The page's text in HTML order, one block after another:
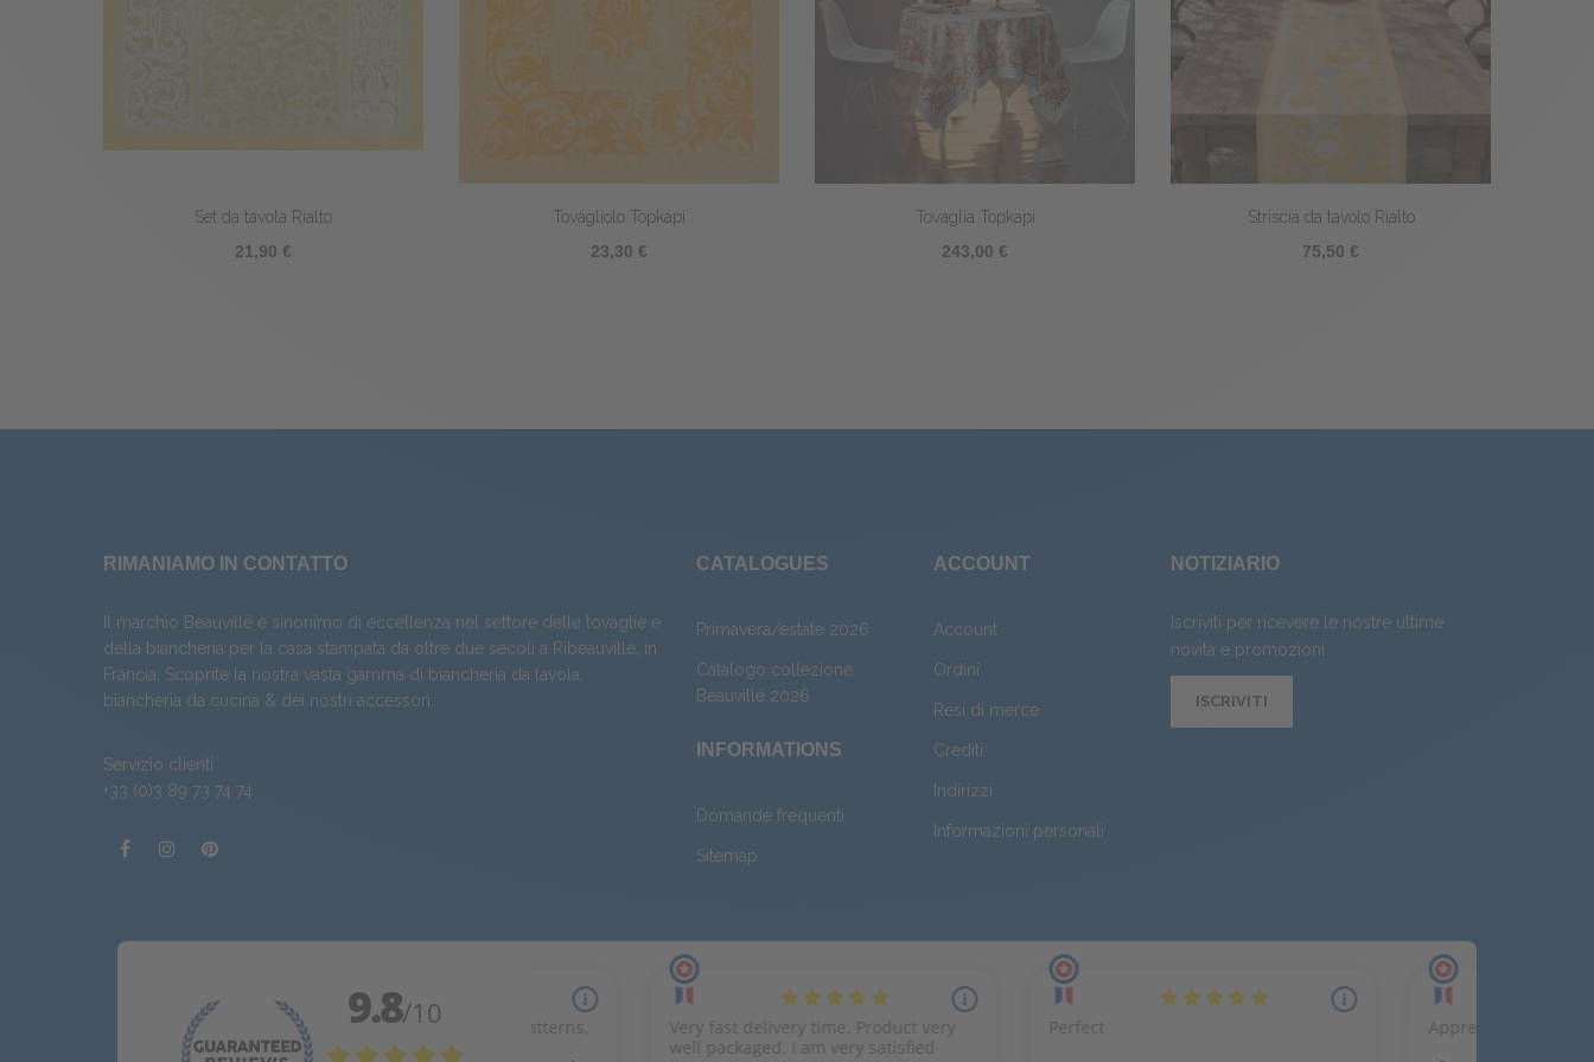
Set da tavola Rialto
21,90 €
Tovagliolo Topkapi
23,30 €
Tovaglia Topkapi
243,00 €
Striscia da tavolo Rialto
75,50 €
RIMANIAMO IN CONTATTO
Il marchio Beauvillé è sinonimo di eccellenza nel settore delle tovaglie e
della biancheria per la casa stampata da oltre due secoli a Ribeauvillé, in
Francia. Scoprite la nostra vasta gamma di biancheria da tavola
biancheria da cucina & dei nostri accessori
Servizio clienti
+33 (0)3 89 73 74 74
CATALOGUES
Primavera/estate 2026
Catalogo collezione
Beauvillé 2026
INFORMATIONS
Domande frequenti
Sitemap
ACCOUNT
Account
Ordini
Resi di merce
Crediti
Indirizzi
Informazioni personali
NOTIZIARIO
Iscriviti per ricevere le nostre ultime
novità e promozioni
ISCRIVITI